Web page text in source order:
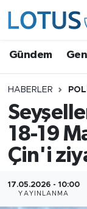
Gündem
HABERLER
18-19
Çin'i
17.05.2026 - 10:00
YAYINLANMA
Ekonomi
Dünya
Politika